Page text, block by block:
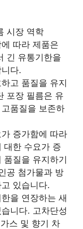
시장 역학
따라 제품은
긴 유통기한을
다.
고 품질을 유지
포장 필름은 유
품질을 보존하
증가함에 따라
대한 수요가 증
품질을 유지하기
공 첨가물과 방
있습니다.
을 연장하는 새
니다. 고차단성
스 및 향기 차